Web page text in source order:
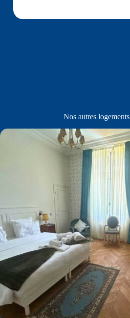
Nos autres logements